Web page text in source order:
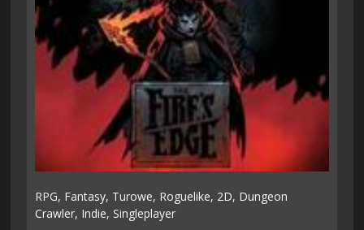
RPG, Fantasy, Turowe, Roguelike, 2D, Dungeon
Crawler, Indie,Singleplayer